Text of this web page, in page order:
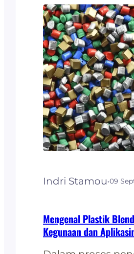
merupakan zat
terbuat dari
styrene
plastik ini biasa
untuk
produk di rumah
alat-alat di dapur,
aman untuk
mainan anak-
dari plastik GPPS
Indri Stamou·09
Mengenal Plastik
Kegunaan dan